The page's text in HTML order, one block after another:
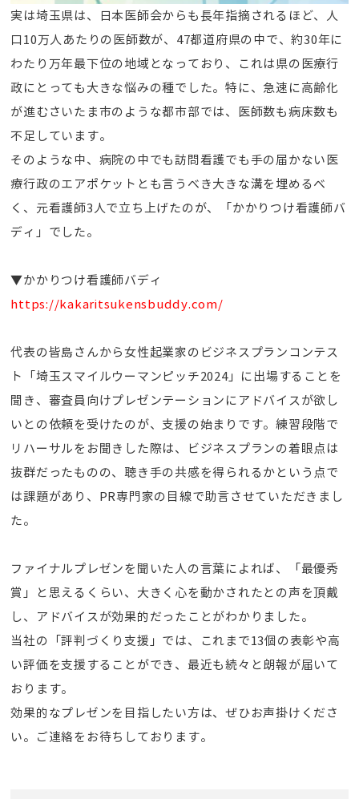
実は埼玉県は、日本医師会からも長年指摘されるほど、人
口10万人あたりの医師数が、47都道府県の中で、約30年に
わたり万年最下位の地域となっており、これは県の医療行
政にとっても大きな悩みの種でした。特に、急速に高齢化
が進むさいたま市のような都市部では、医師数も病床数も
不足しています。
そのような中、病院の中でも訪問看護でも手の届かない医
療行政のエアポケットとも言うべき大きな溝を埋めるべ
く、元看護師3人で立ち上げたのが、「かかりつけ看護師バ
ディ」でした。
▼かかりつけ看護師バディ
https://kakaritsukensbuddy.com/
代表の皆島さんから女性起業家のビジネスプランコンテス
ト「埼玉スマイルウーマンピッチ2024」に出場することを
聞き、審査員向けプレゼンテーションにアドバイスが欲し
いとの依頼を受けたのが、支援の始まりです。練習段階で
リハーサルをお聞きした際は、ビジネスプランの着眼点は
抜群だったものの、聴き手の共感を得られるかという点で
は課題があり、PR専門家の目線で助言させていただきまし
た。
ファイナルプレゼンを聞いた人の言葉によれば、「最優秀
賞」と思えるくらい、大きく心を動かされたとの声を頂戴
し、アドバイスが効果的だったことがわかりました。
当社の「評判づくり支援」では、これまで13個の表彰や高
い評価を支援することができ、最近も続々と朗報が届いて
おります。
効果的なプレゼンを目指したい方は、ぜひお声掛けくださ
い。ご連絡をお待ちしております。